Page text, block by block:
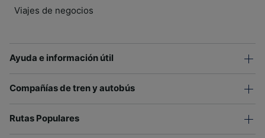
Viajes de negocios
Ayuda e información útil
Compañías de tren y autobús
Rutas Populares